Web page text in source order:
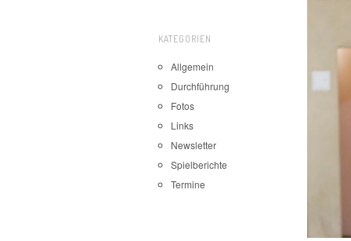
KATEGORIEN
Allgemein
Durchführung
Fotos
Links
Newsletter
Spielberichte
Termine